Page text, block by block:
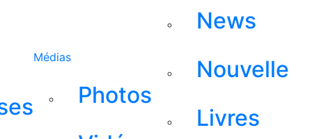
Médias
Photos
News
Nouvelle
Livres